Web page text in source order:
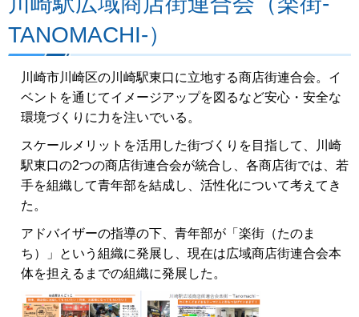
TANOMACHI-）
川崎市川崎区の川崎駅東口に立地する商店街連合会。イ
ベントを通じてイメージアップを図るなど安心・安全な
環境づくりに力を注いでいる。
スケールメリットを活用した街づくりを目指して、川崎
駅東口の2つの商店街連合会が統合し、各商店街では、若
手を組織して青年部を結成し、活性化について考えてき
た。
アドバイザーの指導の下、青年部が「楽街（たのま
ち）」という組織に発展し、現在は広域商店街連合会本
体を担えるまでの組織に発展した。